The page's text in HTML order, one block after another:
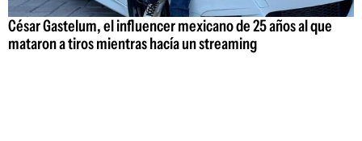
César Gastelum, el influencer mexicano de 25 años al que
mataron a tiros mientras hacía un streaming